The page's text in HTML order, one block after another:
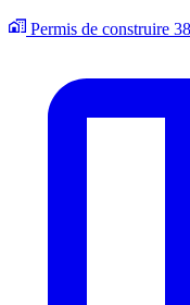
Permis de construire 38